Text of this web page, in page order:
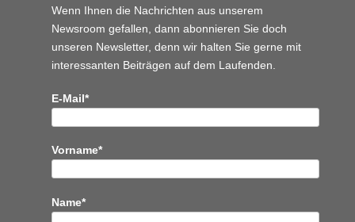
Wenn Ihnen die Nachrichten aus unserem
Newsroom gefallen, dann abonnieren Sie doch
unseren Newsletter, denn wir halten Sie gerne mit
interessanten Beiträgen auf dem Laufenden.
E-Mail*
Vorname*
Name*